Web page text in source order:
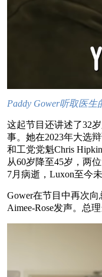
Paddy Gower听取医生
这起节目还讲述了32岁
事。她在2023年大选
和工党党魁Chris
从60岁降至45岁，两
7月病逝，Luxon至今
Gower在节目中再次
Aimee-Rose发声。总